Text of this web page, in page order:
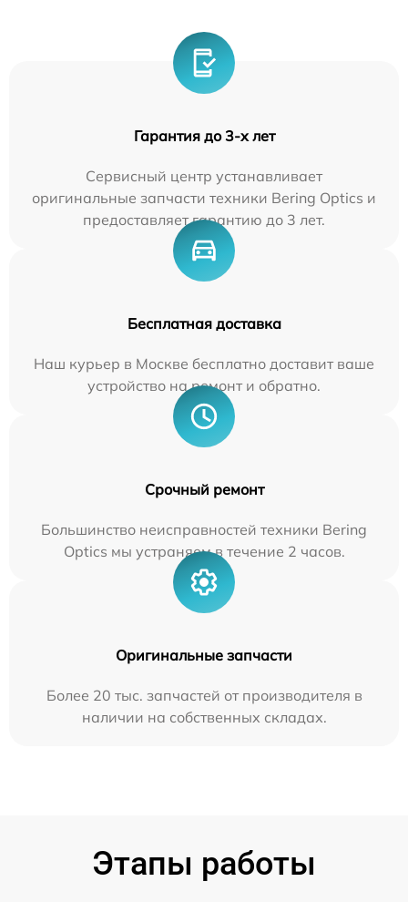
Гарантия до 3-х лет
Сервисный центр устанавливает
оригинальные запчасти техники Bering Optics и
предоставляет гарантию до 3 лет.
Бесплатная доставка
Наш курьер в Москве бесплатно доставит ваше
устройство на ремонт и обратно.
Срочный ремонт
Большинство неисправностей техники Bering
Optics мы устраняем в течение 2 часов.
Оригинальные запчасти
Более 20 тыс. запчастей от производителя в
наличии на собственных складах.
Этапы работы